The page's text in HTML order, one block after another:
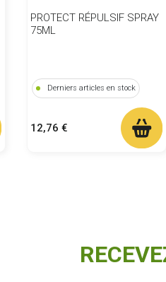
PROTECT RÉPULSIF SPRAY
75ML
Derniers articles en stock
Prix
12,76 €